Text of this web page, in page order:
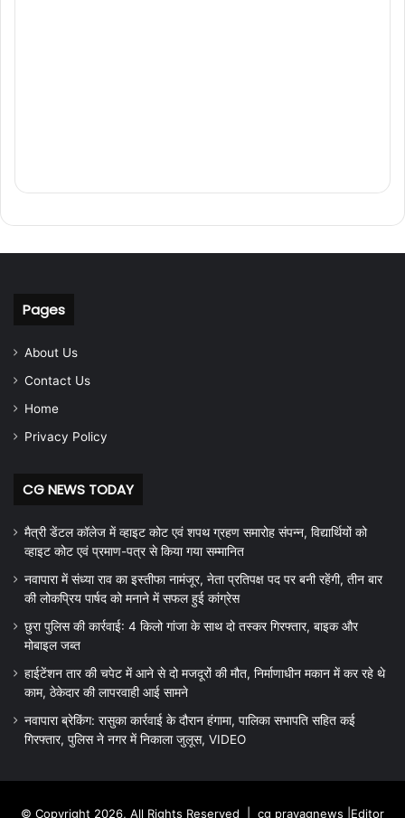
Pages
About Us
Contact Us
Home
Privacy Policy
CG NEWS TODAY
मैत्री डेंटल कॉलेज में व्हाइट कोट एवं शपथ ग्रहण समारोह संपन्न, विद्यार्थियों को
व्हाइट कोट एवं प्रमाण-पत्र से किया गया सम्मानित
नवापारा में संध्या राव का इस्तीफा नामंजूर, नेता प्रतिपक्ष पद पर बनी रहेंगी, तीन बार
की लोकप्रिय पार्षद को मनाने में सफल हुई कांग्रेस
छुरा पुलिस की कार्रवाई: 4 किलो गांजा के साथ दो तस्कर गिरफ्तार, बाइक और
मोबाइल जब्त
हाईटेंशन तार की चपेट में आने से दो मजदूरों की मौत, निर्माणाधीन मकान में कर रहे थे
काम, ठेकेदार की लापरवाही आई सामने
नवापारा ब्रेकिंग: रासुका कार्रवाई के दौरान हंगामा, पालिका सभापति सहित कई
गिरफ्तार, पुलिस ने नगर में निकाला जुलूस, VIDEO
© Copyright 2026, All Rights Reserved | cg prayagnews |Editor